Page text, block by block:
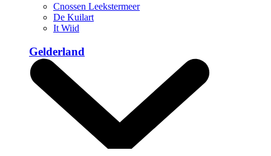
Cnossen Leekstermeer
De Kuilart
It Wiid
Gelderland